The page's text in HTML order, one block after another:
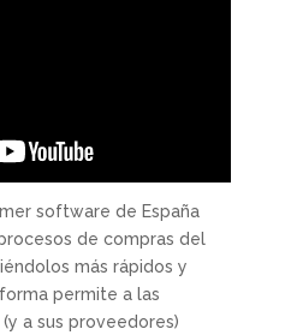
software de España
de compras del
más rápidos y
permite a las
a sus proveedores)